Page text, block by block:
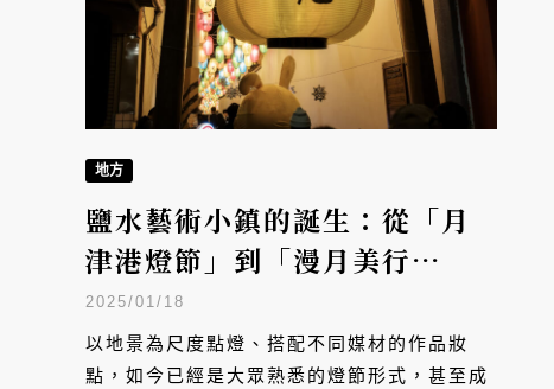
地方
鹽水藝術小鎮的誕生：從「月
津港燈節」到「漫月美行
動」，台灣水岸燈節發源地的
幕後紀實
2025/01/18
以地景為尺度點燈、搭配不同媒材的作品妝
點，如今已經是大眾熟悉的燈節形式，甚至成